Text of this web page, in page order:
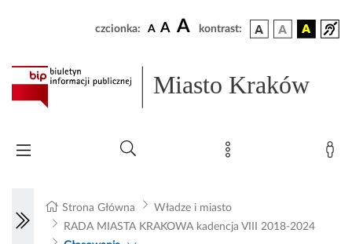
czcionka: A A A kontrast:
Miasto Kraków
Strona Główna
Władze i miasto
RADA MIASTA KRAKOWA kadencja VIII 2018-2024